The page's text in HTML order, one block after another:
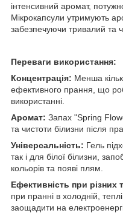
інтенсивний аромат,
Мікрокапсули утримують
забезпечуючи тривалий та
Переваги використання:
Концентрація: Менша
ефективного прання, що
використанні.
Аромат: Запах "Spring
та чистоти білизни після
Універсальність: Гель
так і для білої білизни,
кольорів та появі плям.
Ефективність при різних
при пранні в холодній,
заощадити на